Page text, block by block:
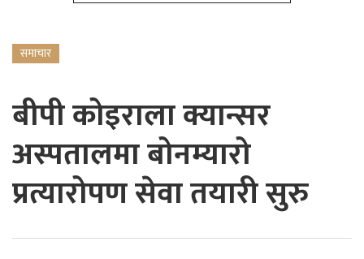
समाचार
बीपी कोइराला क्यान्सर
अस्पतालमा बोनम्यारो
प्रत्यारोपण सेवा तयारी सुरु